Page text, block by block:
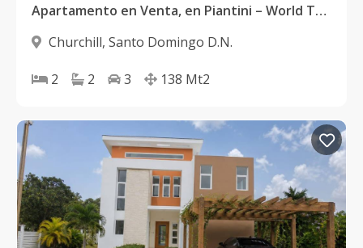
Apartamento en Venta, en Piantini – World Trade Center, BlueMall
Churchill, Santo Domingo D.N.
2 2 3 138 Mt2